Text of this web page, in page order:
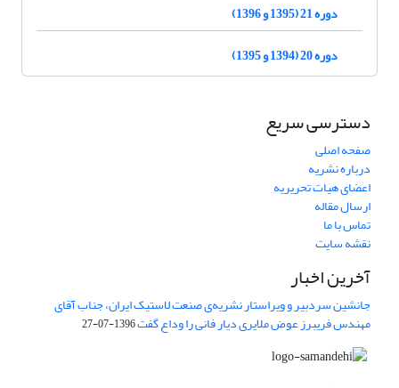
دوره 21 (1395 و 1396)
دوره 20 (1394 و 1395)
دسترسی سریع
صفحه اصلی
درباره نشریه
اعضای هیات تحریریه
ارسال مقاله
تماس با ما
نقشه سایت
آخرین اخبار
جانشین سردبیر و ویراستار نشریه‌ی صنعت لاستیک ایران، جناب آقای
مهندس فریبرز عوض ملایری دیار فانی را وداع گفت1396-07-27